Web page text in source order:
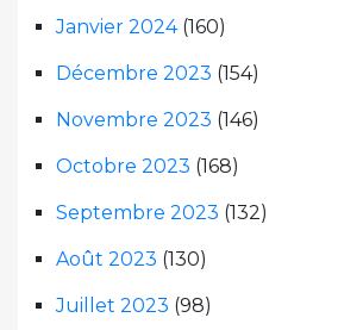
Janvier 2024(160)
Décembre 2023 (154)
Novembre 2023 (146)
Octobre 2023 (168)
Septembre 2023 (132)
Août 2023 (130)
Juillet 2023 (98)